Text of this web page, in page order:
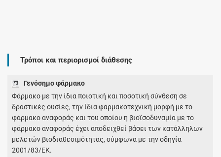
Τρόποι και περιορισμοί διάθεσης
Γενόσημο φάρμακο
Φάρμακο με την ίδια ποιοτική και ποσοτική σύνθεση σε
δραστικές ουσίες, την ίδια φαρμακοτεχνική μορφή με το
φάρμακο αναφοράς και του οποίου η βιοϊσοδυναμία με το
φάρμακο αναφοράς έχει αποδειχθεί βάσει των κατάλληλων
μελετών βιοδιαθεσιμότητας, σύμφωνα με την οδηγία
2001/83/ΕΚ.